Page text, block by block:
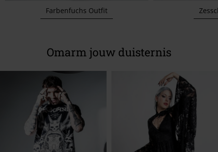
Farbenfuchs Outfit
Omarm jouw duisternis